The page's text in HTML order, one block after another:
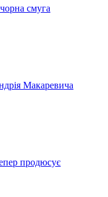
смуга
Макаревича
продюсує